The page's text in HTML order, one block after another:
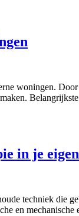
woningen.
in je
techniek die
en mechanische